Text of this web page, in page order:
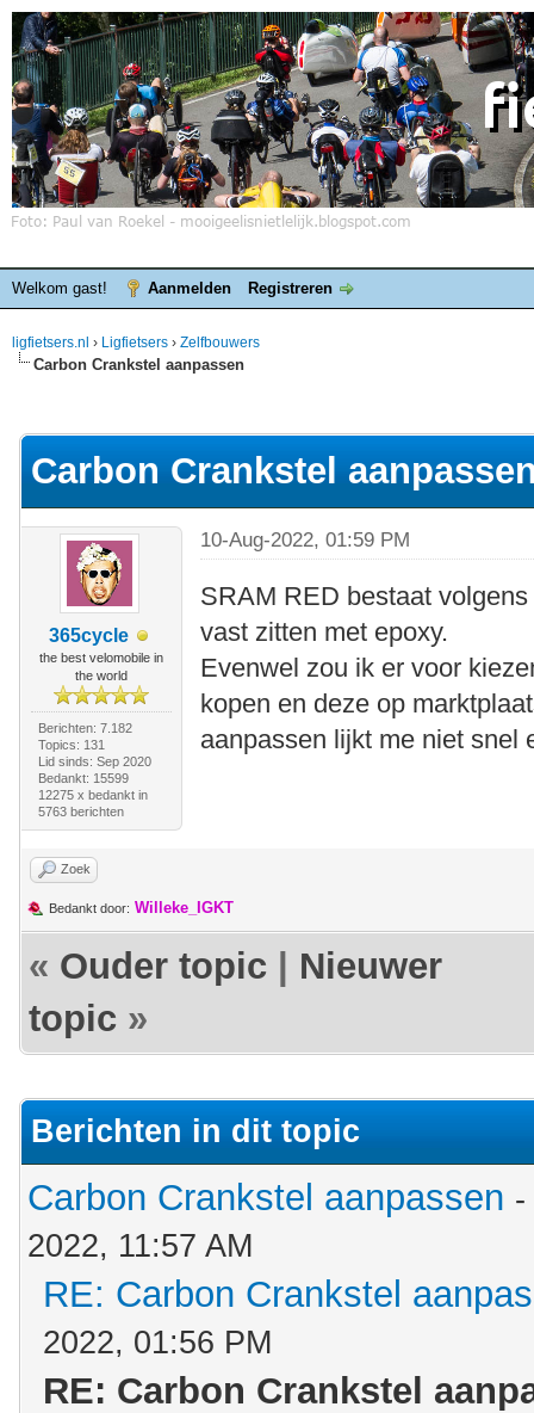
Welkom gast! Aanmelden Registreren
ligfietsers.nl › Ligfietsers › Zelfbouwers
Carbon Crankstel aanpassen
Carbon Crankstel
365cycle
the best velomobile in
the world
Berichten: 7.182
Topics: 131
Lid sinds: Sep 2020
Bedankt: 15599
12275 x bedankt in
5763 berichten
10-Aug-2022, 01:59 PM
SRAM RED bestaat
vast zitten met epoxy.
Evenwel zou ik er voor
kopen en deze op
aanpassen lijkt me niet snel
Zoek
Bedankt door: Willeke_IGKT
« Ouder topic
Nieuwer
topic »
Berichten in dit topic
Carbon Crankstel aanpassen
2022, 11:57 AM
RE: Carbon Crankstel
2022, 01:56 PM
RE: Carbon Crankstel